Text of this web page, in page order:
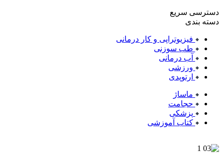
دسترسی سریع
دسته بندی
فیزیوتراپی و کار درمانی
طب سوزنی
آب درمانی
ورزشی
ارتوپدی
ماساژ
حجامت
پزشکی
کتاب آموزشی